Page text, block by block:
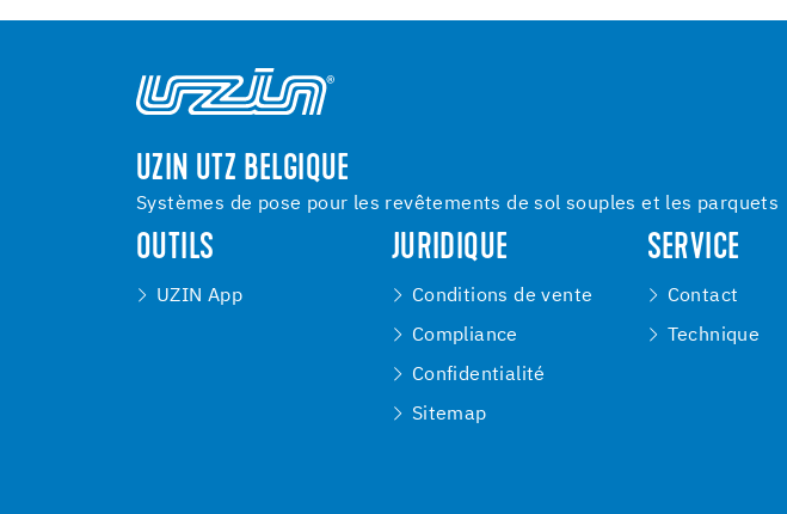
UZIN UTZ BELGIQUE
Systèmes de pose pour les revêtements de sol souples et les parquets
OUTILS
UZIN App
JURIDIQUE
Conditions de vente
Compliance
Confidentialité
Sitemap
SERVICE
Contact
Technique